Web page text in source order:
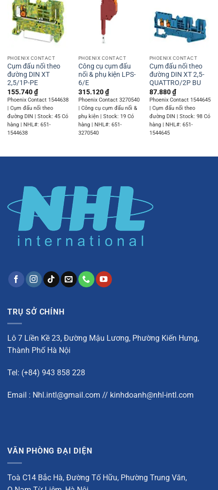
PHOENIX CONTACT
Cụm đấu nối theo
đường DIN XT
2,5/1P-PE
155.740₫
Phoenix Contact 1544638
| Cụm đấu nối theo
đường DIN | Stock: 45 Có
hàng | NHL#: 651-
1544638
PHOENIX CONTACT
Công cụ cụm đấu
nối & phụ kiện LPS-
6/E
315.120₫
Phoenix Contact 3270540
| Công cụ cụm đấu nối &
phụ kiện | Stock: 19 Có
hàng | NHL#: 651-
3270540
PHOENIX CONTACT
Cụm đấu nối theo
đường DIN XT 2,5-
QUATTRO/2P BU
87.880₫
Phoenix Contact 1544645
| Cụm đấu nối theo
đường DIN | Stock: 98 Có
hàng | NHL#: 651-
1544645
TRỤ SỞ CHÍNH
Lô 7 Liền Kề 23, Đường Mậu Lương, Phường Kiến Hưng,
Thành Phố Hà Nội
Tel: (+84) 943 858 228
Email : Nhl.intl@gmail.com // kinhdoanh@nhl-intl.com
VĂN PHÒNG ĐẠI DIỆN
Toà C14 Bắc Hà, Đường Tố Hữu, Phường Trung Văn,